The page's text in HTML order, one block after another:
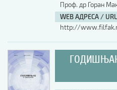
Проф. др Горан
WEB АДРЕСА / URL
http://